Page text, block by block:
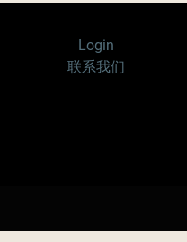
Login
联系我们